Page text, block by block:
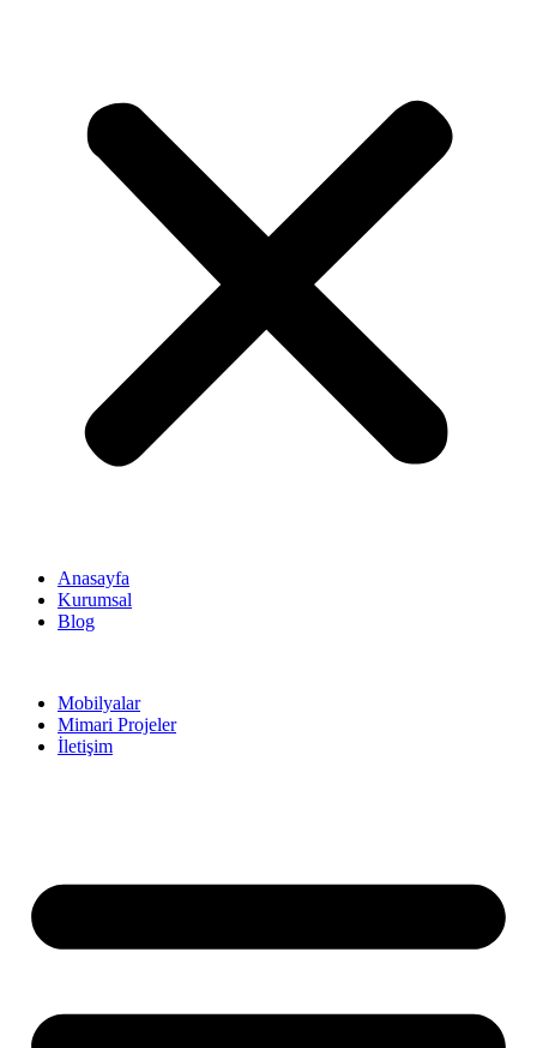
Anasayfa
Kurumsal
Blog
Mobilyalar
Mimari Projeler
İletişim